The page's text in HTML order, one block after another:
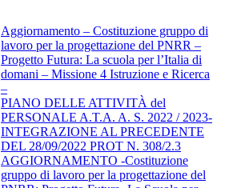
Aggiornamento – Costituzione gruppo di
lavoro per la progettazione del PNRR –
Progetto Futura: La scuola per l’Italia di
domani – Missione 4 Istruzione e Ricerca
–
PIANO DELLE ATTIVITÀ del
PERSONALE A.T.A. A. S. 2022 / 2023-
INTEGRAZIONE AL PRECEDENTE
DEL 28/09/2022 PROT N. 308/2.3
AGGIORNAMENTO -Costituzione
gruppo di lavoro per la progettazione del